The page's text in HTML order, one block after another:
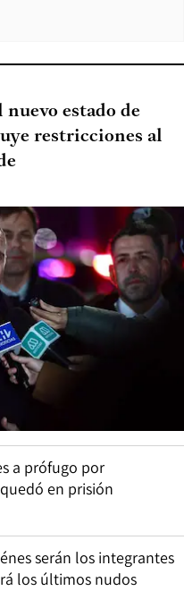
estado de
restricciones al
a prófugo por
en prisión
serán los integrantes
los últimos nudos